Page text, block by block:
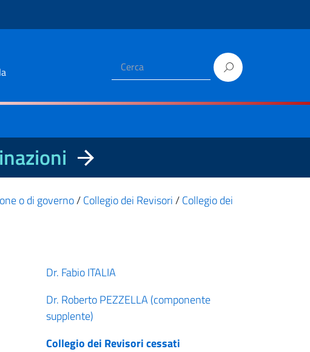
o di governo/Collegio dei Revisori/Collegio dei
Dr. Fabio ITALIA
Dr. Roberto PEZZELLA (componente
supplente)
Collegio dei Revisori cessati